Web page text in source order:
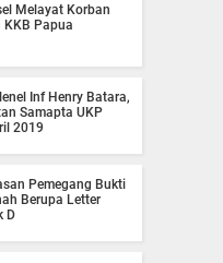
Melayat Korban
KKB Papua
Inf Henry Batara,
Samapta UKP
2019
Pemegang Bukti
Berupa Letter
D